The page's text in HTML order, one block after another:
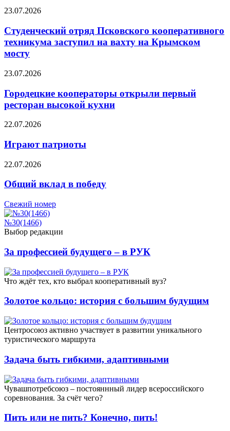
23.07.2026
Студенческий отряд Псковского кооперативного
техникума заступил на вахту на Крымском
мосту
23.07.2026
Городецкие кооператоры открыли первый
ресторан высокой кухни
22.07.2026
Играют патриоты
22.07.2026
Общий вклад в победу
Свежий номер
№30(1466)
Выбор редакции
За профессией будущего – в РУК
Что ждёт тех, кто выбрал кооперативный вуз?
Золотое кольцо: история с большим будущим
Центросоюз активно участвует в развитии уникального
туристического маршрута
Задача быть гибкими, адаптивными
Чувашпотребсоюз – постояннный лидер всероссийского
соревнования. За счёт чего?
Пить или не пить? Конечно, пить!